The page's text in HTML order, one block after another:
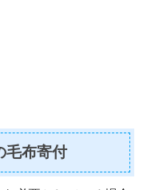
毛布寄付